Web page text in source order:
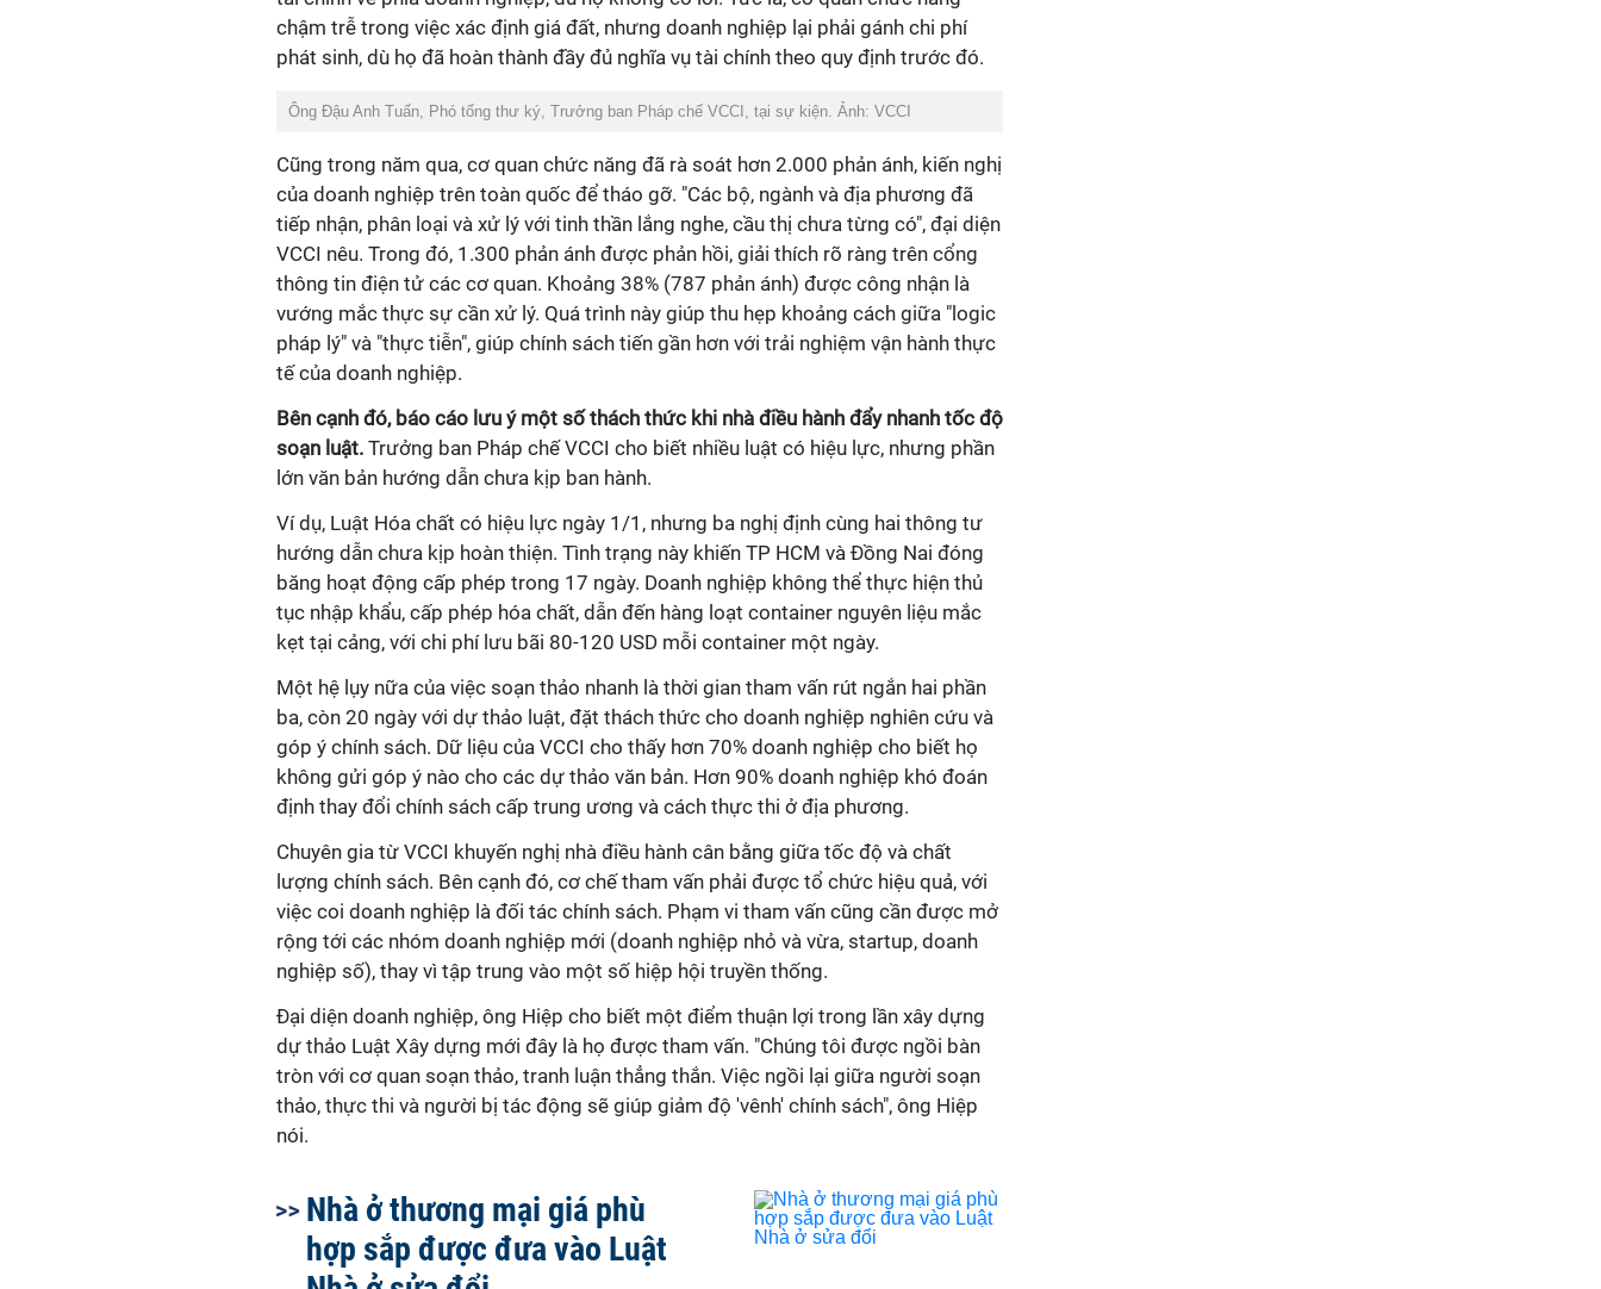
chậm trễ trong việc xác định giá đất, nhưng doanh nghiệp lại phải gánh chi phí
phát sinh, dù họ đã hoàn thành đầy đủ nghĩa vụ tài chính theo quy định trước đó.
Ông Đậu Anh Tuấn, Phó tổng thư ký, Trưởng ban Pháp chế VCCI, tại sự kiện. Ảnh: VCCI
Cũng trong năm qua, cơ quan chức năng đã rà soát hơn 2.000 phản ánh, kiến nghị
của doanh nghiệp trên toàn quốc để tháo gỡ. "Các bộ, ngành và địa phương đã
tiếp nhận, phân loại và xử lý với tinh thần lắng nghe, cầu thị chưa từng có", đại diện
VCCI nêu. Trong đó, 1.300 phản ánh được phản hồi, giải thích rõ ràng trên cổng
thông tin điện tử các cơ quan. Khoảng 38% (787 phản ánh) được công nhận là
vướng mắc thực sự cần xử lý. Quá trình này giúp thu hẹp khoảng cách giữa "logic
pháp lý" và "thực tiễn", giúp chính sách tiến gần hơn với trải nghiệm vận hành thực
tế của doanh nghiệp.
Bên cạnh đó, báo cáo lưu ý một số thách thức khi nhà điều hành đẩy nhanh tốc độ
soạn luật. Trưởng ban Pháp chế VCCI cho biết nhiều luật có hiệu lực, nhưng phần
lớn văn bản hướng dẫn chưa kịp ban hành.
Ví dụ, Luật Hóa chất có hiệu lực ngày 1/1, nhưng ba nghị định cùng hai thông tư
hướng dẫn chưa kịp hoàn thiện. Tình trạng này khiến TP HCM và Đồng Nai đóng
băng hoạt động cấp phép trong 17 ngày. Doanh nghiệp không thể thực hiện thủ
tục nhập khẩu, cấp phép hóa chất, dẫn đến hàng loạt container nguyên liệu mắc
kẹt tại cảng, với chi phí lưu bãi 80-120 USD mỗi container một ngày.
Một hệ lụy nữa của việc soạn thảo nhanh là thời gian tham vấn rút ngắn hai phần
ba, còn 20 ngày với dự thảo luật, đặt thách thức cho doanh nghiệp nghiên cứu và
góp ý chính sách. Dữ liệu của VCCI cho thấy hơn 70% doanh nghiệp cho biết họ
không gửi góp ý nào cho các dự thảo văn bản. Hơn 90% doanh nghiệp khó đoán
định thay đổi chính sách cấp trung ương và cách thực thi ở địa phương.
Chuyên gia từ VCCI khuyến nghị nhà điều hành cân bằng giữa tốc độ và chất
lượng chính sách. Bên cạnh đó, cơ chế tham vấn phải được tổ chức hiệu quả, với
việc coi doanh nghiệp là đối tác chính sách. Phạm vi tham vấn cũng cần được mở
rộng tới các nhóm doanh nghiệp mới (doanh nghiệp nhỏ và vừa, startup, doanh
nghiệp số), thay vì tập trung vào một số hiệp hội truyền thống.
Đại diện doanh nghiệp, ông Hiệp cho biết một điểm thuận lợi trong lần xây dựng
dự thảo Luật Xây dựng mới đây là họ được tham vấn. "Chúng tôi được ngồi bàn
tròn với cơ quan soạn thảo, tranh luận thẳng thắn. Việc ngồi lại giữa người soạn
thảo, thực thi và người bị tác động sẽ giúp giảm độ 'vênh' chính sách", ông Hiệp
nói.
Nhà ở thương mại giá phù
hợp sắp được đưa vào Luật